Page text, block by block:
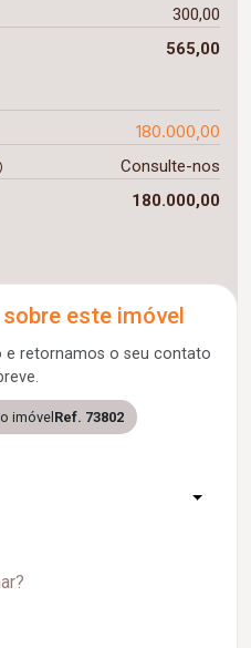
300,00
565,00
180.000,00
Consulte-nos
180.000,00
este imóvel
e retornamos o seu contato
imóvel Ref. 73802